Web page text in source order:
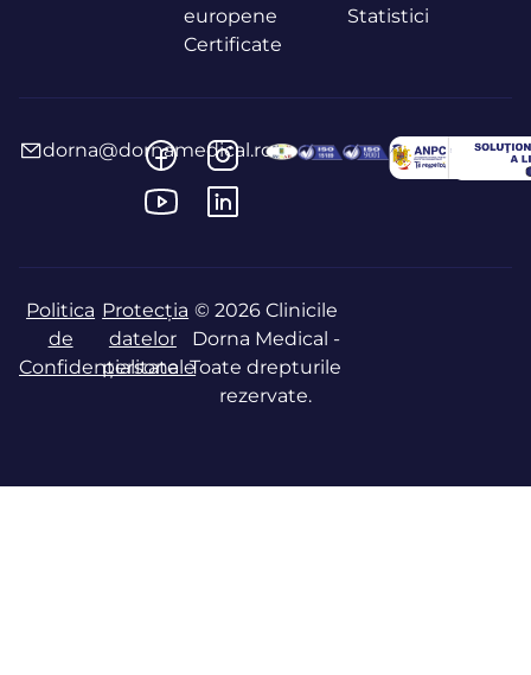
europene
Certificate
Statistici
dorna@dornamedical.ro
Politica
de
Confidențialitate
Protecția
datelor
personale
© 2026 Clinicile
Dorna Medical -
Toate drepturile
rezervate.